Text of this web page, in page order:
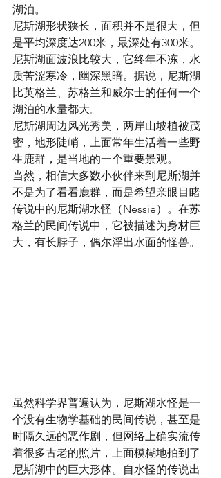
湖泊。
尼斯湖形状狭长，面积并不是很大，但
是平均深度达200米，最深处有300米。
尼斯湖面波浪比较大，它终年不冻，水
质苦涩寒冷，幽深黑暗。据说，尼斯湖
比英格兰、苏格兰和威尔士的任何一个
湖泊的水量都大。
尼斯湖周边风光秀美，两岸山坡植被茂
密，地形陡峭，上面常年生活着一些野
生鹿群，是当地的一个重要景观。
当然，相信大多数小伙伴来到尼斯湖并
不是为了看看鹿群，而是希望亲眼目睹
传说中的尼斯湖水怪（Nessie）。在苏
格兰的民间传说中，它被描述为身材巨
大，有长脖子，偶尔浮出水面的怪兽。
虽然科学界普遍认为，尼斯湖水怪是一
个没有生物学基础的民间传说，甚至是
时隔久远的恶作剧，但网络上确实流传
着很多古老的照片，上面模糊地拍到了
尼斯湖中的巨大形体。自水怪的传说出